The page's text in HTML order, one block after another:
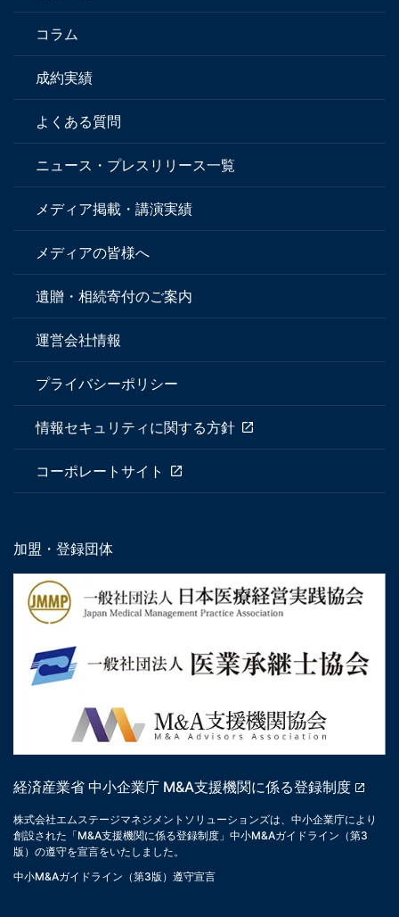
コラム
成約実績
よくある質問
ニュース・プレスリリース一覧
メディア掲載・講演実績
メディアの皆様へ
遺贈・相続寄付のご案内
運営会社情報
プライバシーポリシー
情報セキュリティに関する方針
コーポレートサイト
加盟・登録団体
経済産業省 中小企業庁 M&A支援機関に係る登録制度
株式会社エムステージマネジメントソリューションズは、中小企業庁により
創設された「M&A支援機関に係る登録制度」中小M&Aガイドライン（第3
版）の遵守を宣言をいたしました。
中小M&Aガイドライン（第3版）遵守宣言